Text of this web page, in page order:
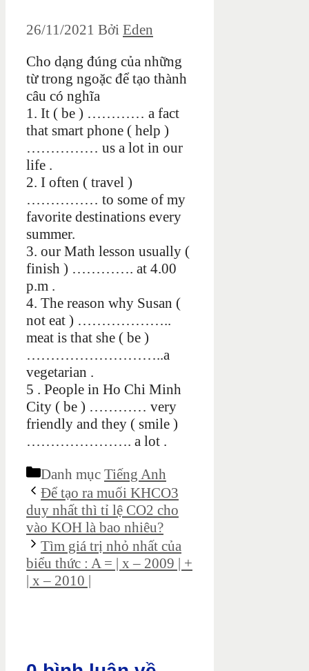
26/11/2021 Bởi Eden
Cho dạng đúng của những
từ trong ngoặc để tạo thành
câu có nghĩa
1. It ( be ) ………… a fact
that smart phone ( help )
…………… us a lot in our
life .
2. I often ( travel )
…………… to some of my
favorite destinations every
summer.
3. our Math lesson usually (
finish ) …………. at 4.00
p.m .
4. The reason why Susan (
not eat ) ………………..
meat is that she ( be )
………………………..a
vegetarian .
5 . People in Ho Chi Minh
City ( be ) ………… very
friendly and they ( smile )
…………………. a lot .
Danh mục Tiếng Anh
Để tạo ra muối KHCO3
duy nhất thì tỉ lệ CO2 cho
vào KOH là bao nhiêu?
Tìm giá trị nhỏ nhất của
biểu thức : A = | x – 2009 | +
| x – 2010 |